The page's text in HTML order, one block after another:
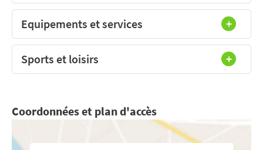
Equipements et services
Sports et loisirs
Coordonnées et plan d'accès